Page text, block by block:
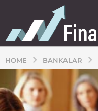
HOME BANKALAR